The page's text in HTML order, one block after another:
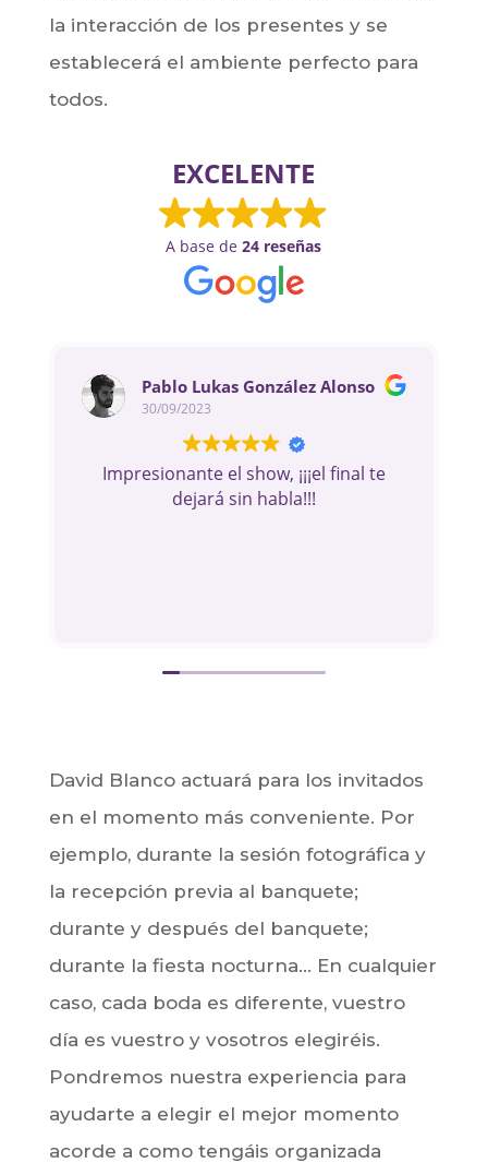
la interacción de los presentes y se
establecerá el ambiente perfecto para
todos.
EXCELENTE
A base de24 reseñas
Pablo Lukas González Alonso
30/09/2023
Impresionante el show, ¡¡¡el final te
dejará sin habla!!!
David Blanco actuará para los invitados
en el momento más conveniente. Por
ejemplo, durante la sesión fotográfica y
la recepción previa al banquete;
durante y después del banquete;
durante la fiesta nocturna… En cualquier
caso, cada boda es diferente, vuestro
día es vuestro y vosotros elegiréis.
Pondremos nuestra experiencia para
ayudarte a elegir el mejor momento
acorde a como tengáis organizada